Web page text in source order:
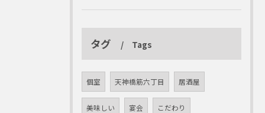
タグ Tags
個室 天神橋筋六丁目 居酒屋
美味しい 宴会 こだわり